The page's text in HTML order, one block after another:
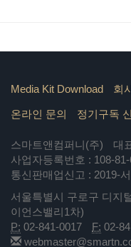
Media Kit Download 회
온라인 문의 정기구독
스마트앤컴퍼니(주)
대
사업자등록번호 : 108-
통신판매업신고 : 2019-
서울특별시 구로구 디지
이언스밸리1차)
P: 02-841-0017 F: 02-